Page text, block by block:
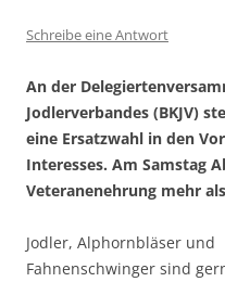
Schreibe eine Antwort
An der
Jodlerverbandes (BKJV)
eine Ersatzwahl in den
Interesses. Am Samstag
Veteranenehrung mehr
Jodler, Alphornbläser und
Fahnenschwinger sind